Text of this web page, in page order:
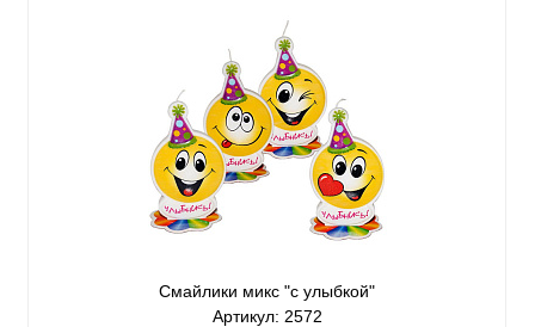
Смайлики микс "с улыбкой"
Артикул: 2572